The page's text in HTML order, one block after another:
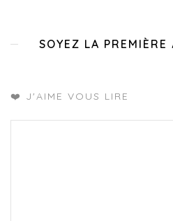
SOYEZ LA
❤️ J'AIME VOUS LIRE